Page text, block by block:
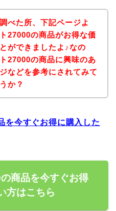
べた所、下記ページよ
27000の商品がお得な価
ができましたよ♪なの
27000の商品に興味のあ
などを参考にされてみて
か？
を今すぐお得に購入した
商品を今すぐお得
方はこちら